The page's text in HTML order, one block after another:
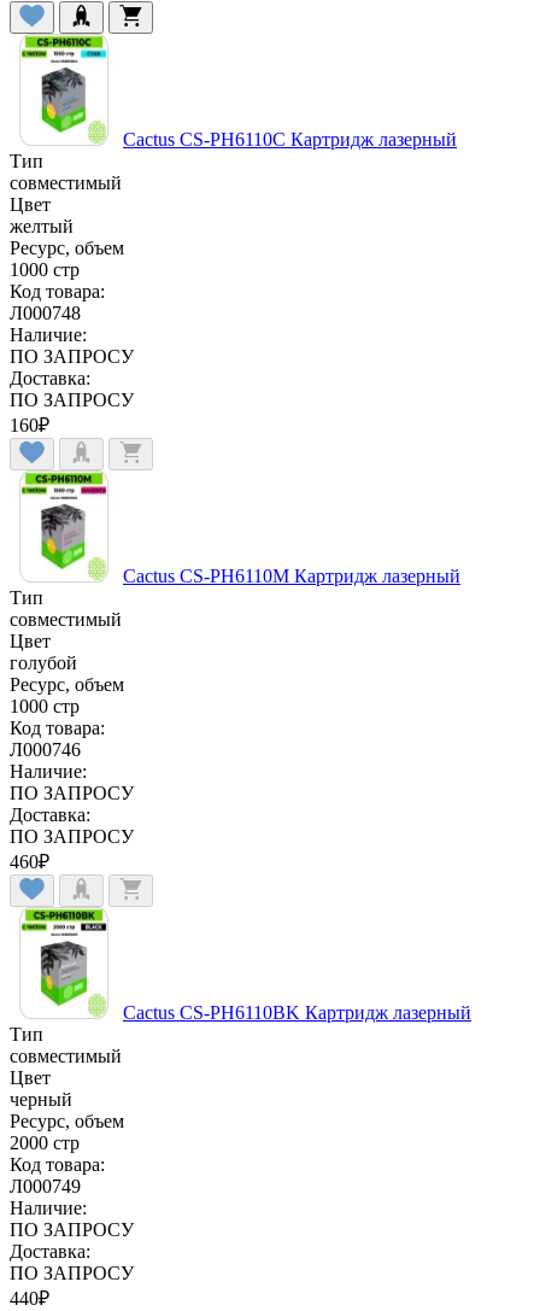
Cactus CS-PH6110C Картридж лазерный
Тип
совместимый
Цвет
желтый
Ресурс, объем
1000 стр
Код товара:
Л000748
Наличие:
ПО ЗАПРОСУ
Доставка:
ПО ЗАПРОСУ
160₽
Cactus CS-PH6110M Картридж лазерный
Тип
совместимый
Цвет
голубой
Ресурс, объем
1000 стр
Код товара:
Л000746
Наличие:
ПО ЗАПРОСУ
Доставка:
ПО ЗАПРОСУ
460₽
Cactus CS-PH6110BK Картридж лазерный
Тип
совместимый
Цвет
черный
Ресурс, объем
2000 стр
Код товара:
Л000749
Наличие:
ПО ЗАПРОСУ
Доставка:
ПО ЗАПРОСУ
440₽